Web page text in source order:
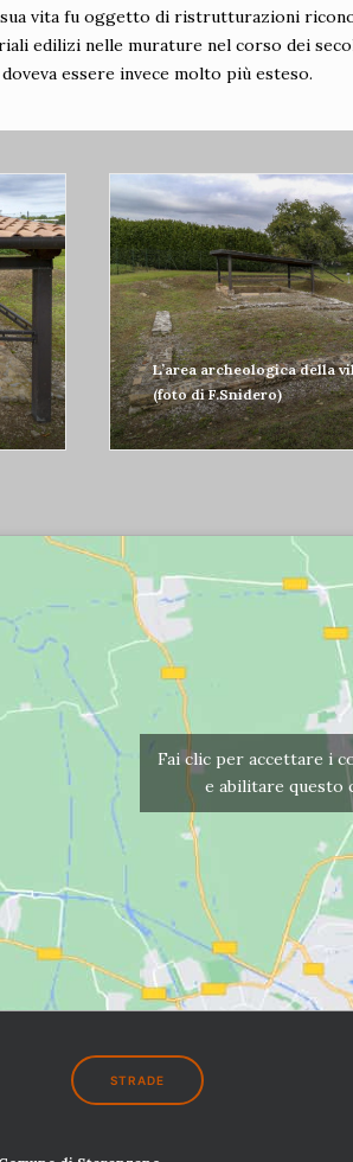
vita fu oggetto di ristrutturazioni
edilizi nelle murature nel corso dei
essere invece molto più esteso.
L’area archeologica della
(foto di F.Snidero)
Fai clic per accettare i
e abilitare questo
STRADE